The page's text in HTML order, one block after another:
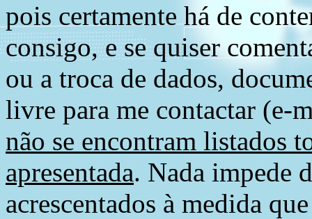
pois certamente há de
consigo, e se quiser
ou a troca de dados,
livre para me contactar (e-
não se encontram listados
apresentada. Nada impede
acrescentados à medida